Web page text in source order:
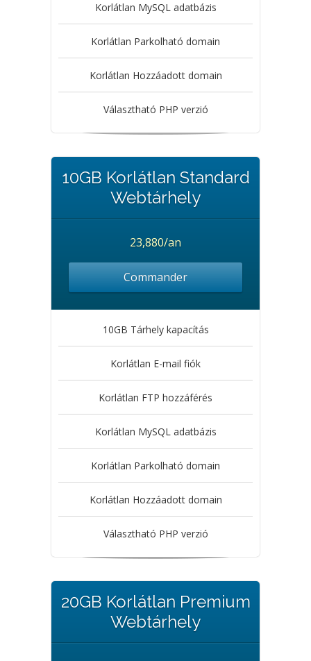
Korlátlan MySQL adatbázis
Korlátlan Parkolható domain
Korlátlan Hozzáadott domain
Választható PHP verzió
10GB Korlátlan Standard
Webtárhely
23,880/an
Commander
10GB Tárhely kapacítás
Korlátlan E-mail fiók
Korlátlan FTP hozzáférés
Korlátlan MySQL adatbázis
Korlátlan Parkolható domain
Korlátlan Hozzáadott domain
Választható PHP verzió
20GB Korlátlan Premium
Webtárhely